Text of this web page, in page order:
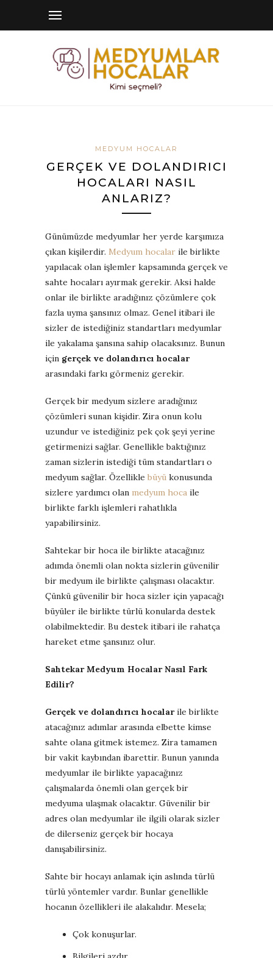
MEDYUM HOCALAR
GERÇEK VE DOLANDIRICI
HOCALARI NASIL
ANLARIZ?
Günümüzde medyumlar her yerde karşımıza
çıkan kişilerdir. Medyum hocalar ile birlikte
yapılacak olan işlemler kapsamında gerçek ve
sahte hocaları ayırmak gerekir. Aksi halde
onlar ile birlikte aradığınız çözümlere çok
fazla uyma şansınız olmaz. Genel itibari ile
sizler de istediğiniz standartları medyumlar
ile yakalama şansına sahip olacaksınız. Bunun
için gerçek ve dolandırıcı hocalar
arasındaki farkı görmeniz gerekir.
Gerçek bir medyum sizlere aradığınız
çözümleri sunan kişidir. Zira onun kolu
uzundur ve istediğiniz pek çok şeyi yerine
getirmenizi sağlar. Genellikle baktığınız
zaman sizlerin istediği tüm standartları o
medyum sağlar. Özellikle büyü konusunda
sizlere yardımcı olan medyum hoca ile
birlikte farklı işlemleri rahatlıkla
yapabilirsiniz.
Sahtekar bir hoca ile birlikte atacağınız
adımda önemli olan nokta sizlerin güvenilir
bir medyum ile birlikte çalışması olacaktır.
Çünkü güvenilir bir hoca sizler için yapacağı
büyüler ile birlikte türlü konularda destek
olabilmektedir. Bu destek itibari ile rahatça
hareket etme şansınız olur.
Sahtekar Medyum Hocalar Nasıl Fark
Edilir?
Gerçek ve dolandırıcı hocalarile birlikte
atacağınız adımlar arasında elbette kimse
sahte olana gitmek istemez. Zira tamamen
bir vakit kaybından ibarettir. Bunun yanında
medyumlar ile birlikte yapacağınız
çalışmalarda önemli olan gerçek bir
medyuma ulaşmak olacaktır. Güvenilir bir
adres olan medyumlar ile ilgili olarak sizler
de dilerseniz gerçek bir hocaya
danışabilirsiniz.
Sahte bir hocayı anlamak için aslında türlü
türlü yöntemler vardır. Bunlar genellikle
hocanın özellikleri ile alakalıdır. Mesela;
Çok konuşurlar.